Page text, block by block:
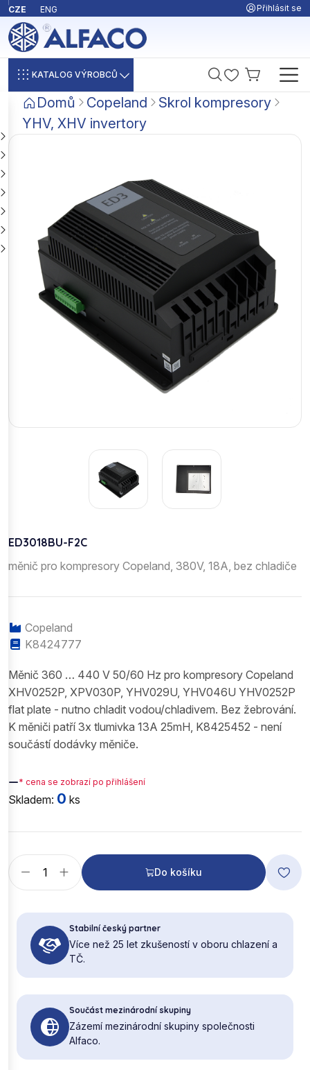
CZE ENG Přihlásit se
KATALOG VÝROBCŮ
Domů Copeland
Skrol kompresory
YHV, XHV invertory
ED3018BU-F2C
měnič pro kompresory Copeland, 380V, 18A, bez chladiče
Copeland
K8424777
Měnič 360 … 440 V 50/60 Hz pro kompresory Copeland
XHV0252P, XPV030P, YHV029U, YHV046U YHV0252P
flat plate - nutno chladit vodou/chladivem. Bez žebrování.
K měniči patří 3x tlumivka 13A 25mH, K8425452 - není
součástí dodávky měniče.
—* cena se zobrazí po přihlášení
Skladem: 0 ks
Do košíku
Stabilní český partner
Více než 25 let zkušeností v oboru chlazení a
TČ.
Součást mezinárodní skupiny
Zázemí mezinárodní skupiny společnosti
Alfaco.